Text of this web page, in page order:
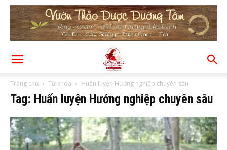
Trang chủ Từ khóa Huấn luyện Hướng nghiệp chuyên sâu
Tag: Huấn luyện Hướng nghiệp chuyên sâu